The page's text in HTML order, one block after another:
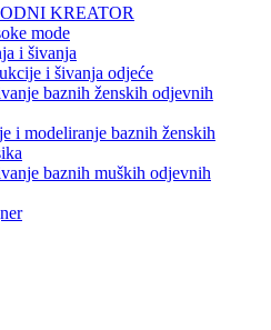
KREATOR
mode
i šivanja
i šivanja odjeće
baznih ženskih odjevnih
i modeliranje baznih ženskih
baznih muških odjevnih